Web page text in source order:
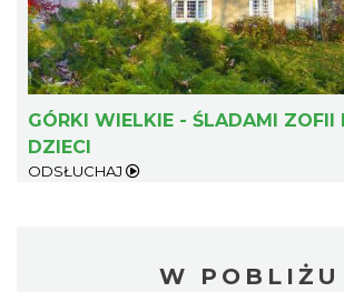
GÓRKI WIELKIE - ŚLADAMI ZOFII
DZIECI
ODSŁUCHAJ
W POBLIŻU